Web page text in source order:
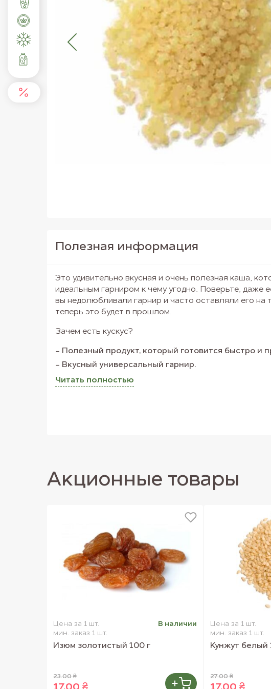
Полезная информация
Читать полностью
Это удивительно вкусная и очень полезная каша,
идеальным гарниром к чему угодно. Поверьте, даже
вы недолюбливали гарнир и часто оставляли его на
теперь это будет в прошлом.
Зачем есть кускус?
Полезный продукт, который готовится быстро и
Вкусный универсальный гарнир.
Источник калия, белка и полезных углеводов.
Акционные товары
Цена за 1 шт.
мин. заказ 1 шт.
В наличии
Изюм золотистый 100 г
23.00 ₴
Цена за 1 шт.
мин. заказ 1 шт.
Кунжут белый
27.00 ₴